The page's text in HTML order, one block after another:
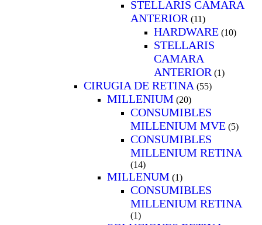
STELLARIS CAMARA
ANTERIOR (11)
HARDWARE (10)
STELLARIS
CAMARA
ANTERIOR (1)
CIRUGIA DE RETINA (55)
MILLENIUM (20)
CONSUMIBLES
MILLENIUM MVE (5)
CONSUMIBLES
MILLENIUM RETINA
(14)
MILLENUM (1)
CONSUMIBLES
MILLENIUM RETINA
(1)